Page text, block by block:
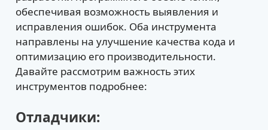
обеспечивая возможность выявления и
исправления ошибок. Оба инструмента
направлены на улучшение качества кода и
оптимизацию его производительности.
Давайте рассмотрим важность этих
инструментов подробнее:
Отладчики: